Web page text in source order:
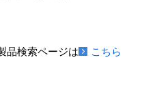
）
品検索ページは こちら